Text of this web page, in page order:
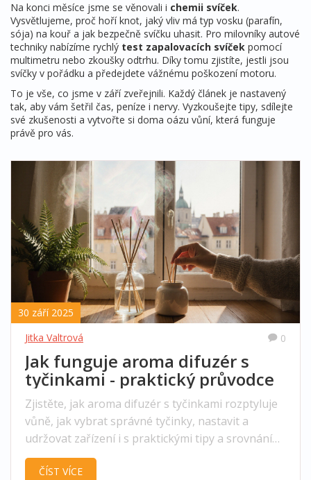
Na konci měsíce jsme se věnovali i chemii svíček.
Vysvětlujeme, proč hoří knot, jaký vliv má typ vosku (parafín,
sója) na kouř a jak bezpečně svíčku uhasit. Pro milovníky autové
techniky nabízíme rychlý test zapalovacích svíček pomocí
multimetru nebo zkoušky odtrhu. Díky tomu zjistíte, jestli jsou
svíčky v pořádku a předejdete vážnému poškození motoru.
To je vše, co jsme v září zveřejnili. Každý článek je nastavený
tak, aby vám šetřil čas, peníze i nervy. Vyzkoušejte tipy, sdílejte
své zkušenosti a vytvořte si doma oázu vůní, která funguje
právě pro vás.
30 září 2025
Jitka Valtrová
0
Jak funguje aroma difuzér s
tyčinkami - praktický průvodce
Zjistěte, jak aroma difuzér s tyčinkami rozptyluje
vůně, jak vybrat správné tyčinky, nastavit a
udržovat zařízení i s praktickými tipy a srovnáním
s ostatními typy difuzérů.
ČÍST VÍCE